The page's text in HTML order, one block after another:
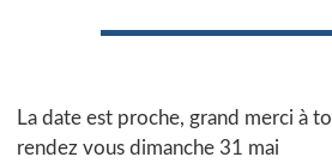
La date est proche, grand merci à
rendez vous dimanche 31 mai